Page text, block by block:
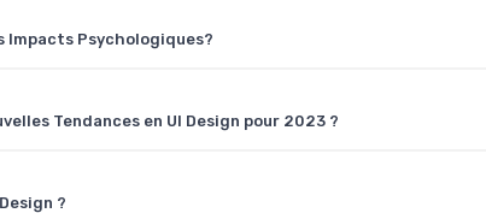
Impacts Psychologiques?
Tendances en UI Design pour 2023 ?
?